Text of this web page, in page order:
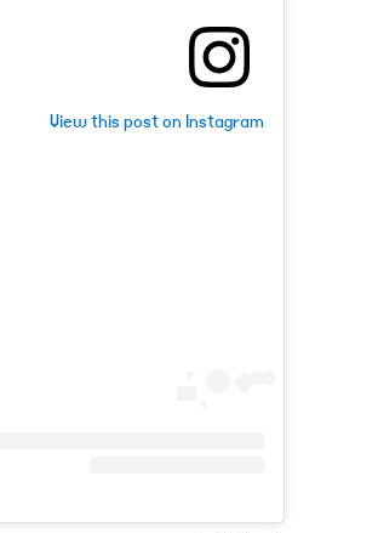
View this post on Instagram